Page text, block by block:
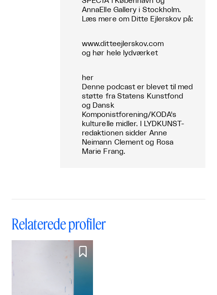
AnnaElle Gallery i Stockholm.
Læs mere om Ditte Ejlerskov på:
www.ditteejlerskov.com
og hør hele lydværket
her
Denne podcast er blevet til med
støtte fra Statens Kunstfond
og Dansk
Komponistforening/KODA's
kulturelle midler. I LYDKUNST-
redaktionen sidder Anne
Neimann Clement og Rosa
Marie Frang.
Relaterede profiler
